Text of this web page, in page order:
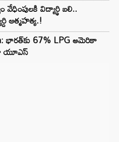
విద్యార్థి బలి..
ఆత్మహత్య.!
భారత్‌కు 67% LPG అమెరికా
యూఎస్